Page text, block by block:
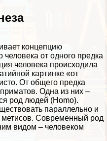
концепцию
от одного предка
человека происходила
картинке «от
От общего предка
Одна из них –
род людей (Homo).
параллельно и
метисов. Современный род
видом – человеком